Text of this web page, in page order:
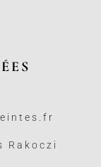
Rakoczi